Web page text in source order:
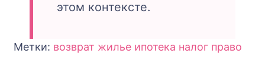
этом контексте.
Метки: возврат жилье ипотека налог право